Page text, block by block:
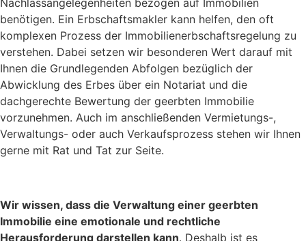
Nachlassangelegenheiten bezogen auf Immobilien
benötigen. Ein Erbschaftsmakler kann helfen, den oft
komplexen Prozess der Immobilienerbschaftsregelung zu
verstehen. Dabei setzen wir besonderen Wert darauf mit
Ihnen die Grundlegenden Abfolgen bezüglich der
Abwicklung des Erbes über ein Notariat und die
dachgerechte Bewertung der geerbten Immobilie
vorzunehmen. Auch im anschließenden Vermietungs-,
Verwaltungs- oder auch Verkaufsprozess stehen wir Ihnen
gerne mit Rat und Tat zur Seite.
Wir wissen, dass die Verwaltung einer geerbten
Immobilie eine emotionale und rechtliche
Herausforderung darstellen kann. Deshalb ist es